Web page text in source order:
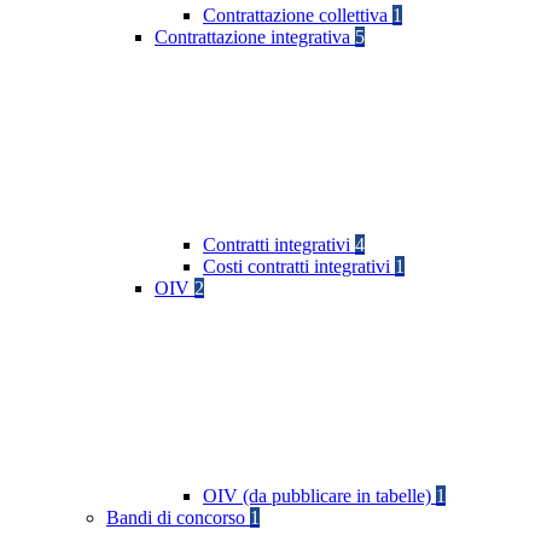
Contrattazione collettiva 1
Contrattazione integrativa 5
Contratti integrativi 4
Costi contratti integrativi 1
OIV 2
OIV (da pubblicare in tabelle) 1
Bandi di concorso 1